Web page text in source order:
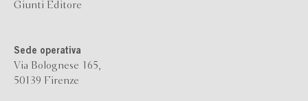
Giunti Editore
Sede operativa
Via Bolognese 165,
50139 Firenze